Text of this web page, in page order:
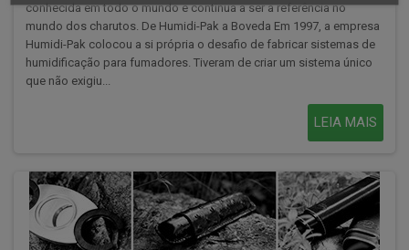
conhecida em todo o mundo e continua a ser a referência no
mundo dos charutos. De Humidi-Pak a Boveda Em 1997, a empresa
Humidi-Pak colocou a si própria o desafio de fabricar sistemas de
humidificação para fumadores. Tiveram de criar um sistema único
que não exigiu...
LEIA MAIS